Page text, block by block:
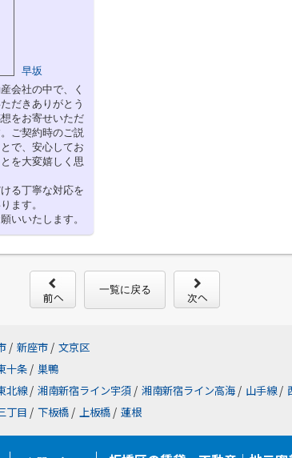
早坂
会社の中で、く
だきありがとう
をお寄せいただ
ご契約時のご説
で、安心してお
を大変嬉しく思
る丁寧な対応を
ます。
いいたします。
一覧に戻る
/ 新座市 / 文京区
十条 / 巣鴨
北線 / 湘南新宿ライン宇須 / 湘南新宿ライン高海 / 山手線 /
丁目 / 下板橋 / 上板橋 / 蓮根